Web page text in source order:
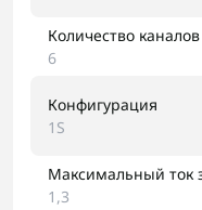
Количество каналов
6
Конфигурация
1S
Максимальный ток
1,3